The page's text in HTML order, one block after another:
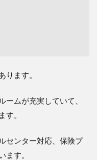
ります。
ームが充実していて、
す。
センター対応、保険プ
ます。